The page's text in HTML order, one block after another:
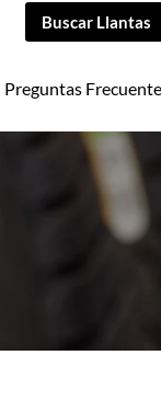
Buscar Llantas
Preguntas